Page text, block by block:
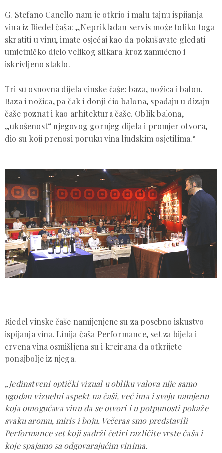
G. Stefano Canello nam je otkrio i malu tajnu ispijanja
vina iz Riedel čaša: „Neprikladan servis može toliko toga
skratiti u vinu, imate osjećaj kao da pokušavate gledati
umjetničko djelo velikog slikara kroz zamućeno i
iskrivljeno staklo.
Tri su osnovna dijela vinske čaše: baza, nožica i balon.
Baza i nožica, pa čak i donji dio balona, spadaju u dizajn
čaše poznat i kao arhitektura čaše. Oblik balona,
„ukošenost“ njegovog gornjeg dijela i promjer otvora,
dio su koji prenosi poruku vina ljudskim osjetilima.“
Riedel vinske čaše namijenjene su za posebno iskustvo
ispijanja vina. Linija čaša Performance, set za bijela i
crvena vina osmišljena su i kreirana da otkrijete
ponajbolje iz njega.
„Jedinstveni optički vizual u obliku valova nije samo
ugodan vizuelni aspekt na čaši, već ima i svoju namjenu
koja omogućava vinu da se otvori i u potpunosti pokaže
svaku aromu, miris i boju. Večeras smo predstavili
Performance set koji sadrži četiri različite vrste čaša i
koje spajamo sa odgovarajućim vinima.